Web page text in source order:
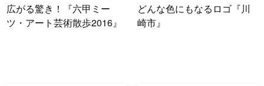
広がる驚き！『六甲ミー
ツ・アート芸術散歩2016』
どんな色にもなるロゴ『川
崎市』